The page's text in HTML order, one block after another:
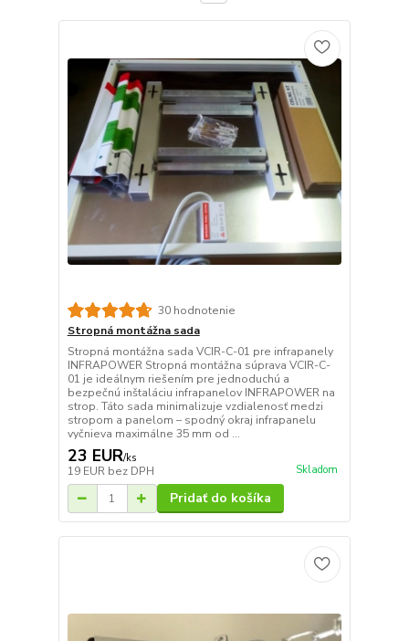
30 hodnotenie
Stropná montážna sada
Stropná montážna sada VCIR-C-01 pre infrapanely
INFRAPOWER Stropná montážna súprava VCIR-C-
01 je ideálnym riešením pre jednoduchú a
bezpečnú inštaláciu infrapanelov INFRAPOWER na
strop. Táto sada minimalizuje vzdialenosť medzi
stropom a panelom – spodný okraj infrapanelu
vyčnieva maximálne 35 mm od ...
23 EUR/ks
19 EUR bez DPH Skladom
Pridať do košíka